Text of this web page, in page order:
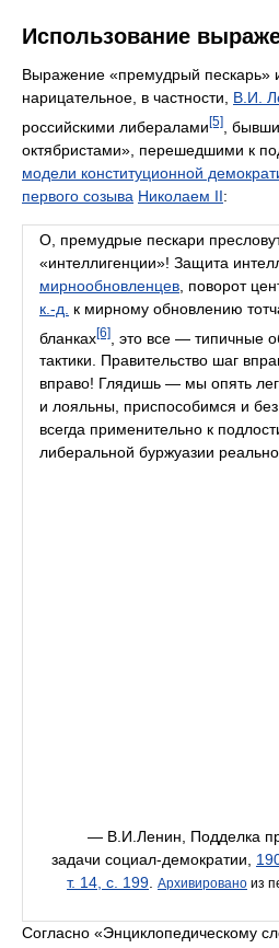
Использование
Выражение «премудрый пескарь»
нарицательное, в частности, В.И.
российскими либералами[5]
,
октябристами», перешедшими к
модели конституционной
первого созыва Николаем II:
О, премудрые пескари
«интеллигенции»! Защита
мирнообновленцев , поворот
к.-д.
к мирному обновлению
бланках[6]
, это все — типичные
тактики. Правительство шаг
вправо! Глядишь — мы опять
и лояльны, приспособимся и
всегда применительно к
либеральной буржуазии
— В.И.Ленин, Подделка
задачи социал-демократии,
т. 14, с. 199. Архивировано из
Согласно «Энциклопедическому